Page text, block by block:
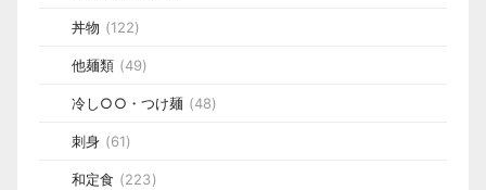
丼物 (122)
他麺類 (49)
冷し○○・つけ麺 (48)
刺身 (61)
和定食 (223)